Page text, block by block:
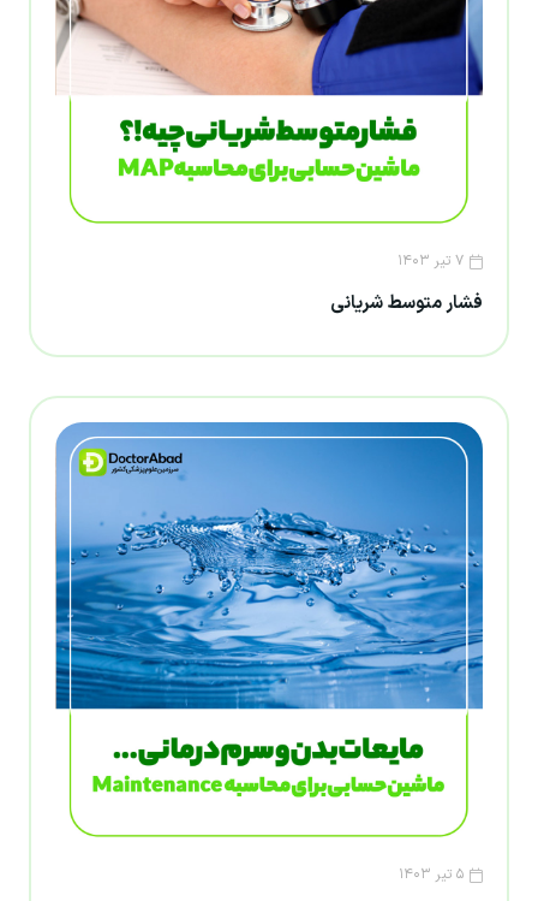
۷ تیر ۱۴۰۳
فشار متوسط شریانی
۵ تیر ۱۴۰۳